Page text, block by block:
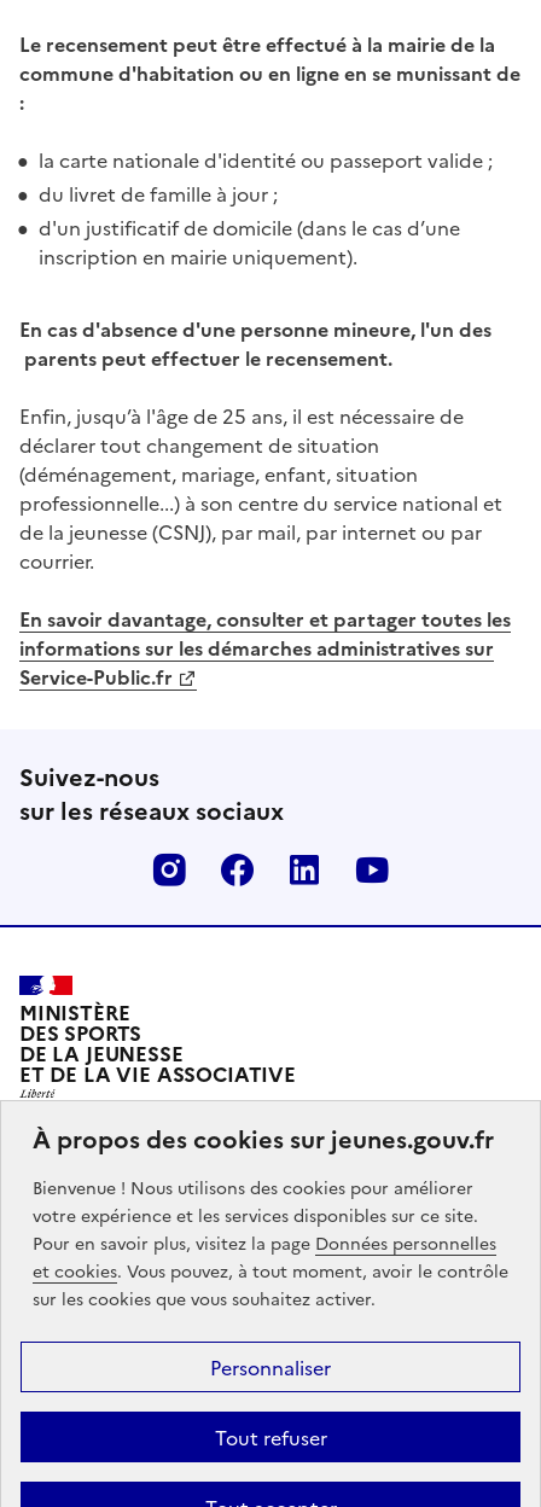
Le recensement peut être effectué à la mairie de la
commune d'habitation ou en ligne en se munissant de
:
la carte nationale d'identité ou passeport valide ;
du livret de famille à jour ;
d'un justificatif de domicile (dans le cas d’une
inscription en mairie uniquement).
En cas d'absence d'une personne mineure, l'un des
parents peut effectuer le recensement.
Enfin, jusqu’à l'âge de 25 ans, il est nécessaire de
déclarer tout changement de situation
(déménagement, mariage, enfant, situation
professionnelle...) à son centre du service national et
de la jeunesse (CSNJ), par mail, par internet ou par
courrier.
En savoir davantage, consulter et partager toutes les
informations sur les démarches administratives sur
Service-Public.fr
Suivez-nous
sur les réseaux sociaux
InstagramFacebookLinkedin
MINISTÈRE
DES SPORTS
DE LA JEUNESSE
ET DE LA VIE ASSOCIATIVE
les politiques de jeunesse du Ministère des sports, de
la jeunesse et de la vie associative.
Partners
info.gouv.fr service-public.gouv.fr legifrance.gouv.fr
data.gouv.fr
Mentions légales Accessibilité : partiellement conforme
Données
À propos des cookies sur jeunes.gouv.fr
Bienvenue ! Nous utilisons des cookies pour améliorer
votre expérience et les services disponibles sur ce site.
Pour en savoir plus, visitez la page Données personnelles
et cookies. Vous pouvez, à tout moment, avoir le contrôle
sur les cookies que vous souhaitez activer.
Tout refuser
Personnaliser